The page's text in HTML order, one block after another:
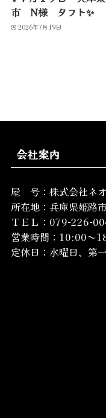
市 N様 タフト✨
2026年7月19日
会社案内
屋 号：株式会社ネオ
所在地： 兵庫県姫路
ＴＥＬ：079-226-
営業時間：10:00～
定休日：水曜日、第